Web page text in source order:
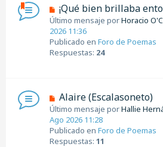
s
a
j
e
N
u
e
v
o
a
j
e
¡Qué bien brillaba
Último mensaje porHoracio
2026 11:36
Publicado en Foro de Poemas
Respuestas: 24
N
u
e
v
o
Alaire (Escalasoneto)
Último mensaje porHallie
Ago 2026 11:28
Publicado en Foro de Poemas
Respuestas: 11